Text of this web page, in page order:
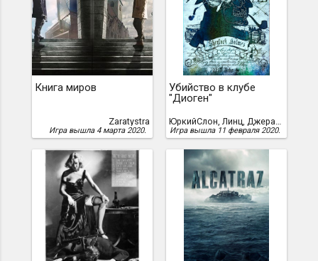
Книга миров
Zaratystra
Игра вышла 4 марта 2020.
Убийство в клубе
"Диоген"
ЮркийСлон, Линц, Джеральд
Игра вышла 11 февраля 2020.